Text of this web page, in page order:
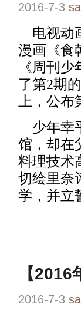
2016-7-3
电视动
漫画《食
《周刊
了第2期
上，公
少年幸
馆，却在
料理技术
切绘里奈
学，并立
【
2016-7-3